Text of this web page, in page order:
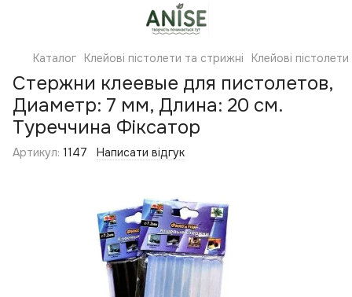
Каталог Клейові пістолети та стрижні Клейові
Стержни клеевые для пистолетов,
Диаметр: 7 мм, Длина: 20 см.
Туреччина Фіксатор
Артикул: 1147 Написати відгук